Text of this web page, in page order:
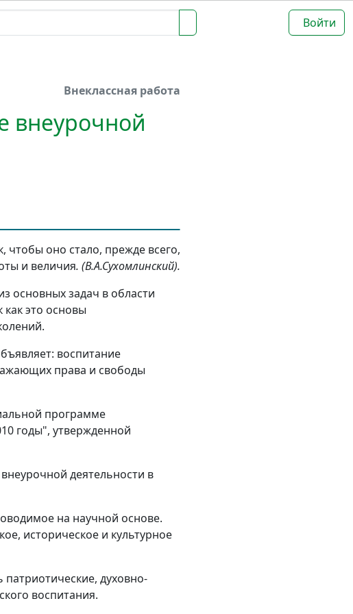
Войти
Внеклассная работа
внеурочной
чтобы оно стало, прежде всего,
и величия. (В.А.Сухомлинский).
основных задач в области
как это основы
воспитание
права и свободы
программе
годы", утвержденной
деятельности в
на научной основе.
историческое и культурное
духовно-
воспитания.